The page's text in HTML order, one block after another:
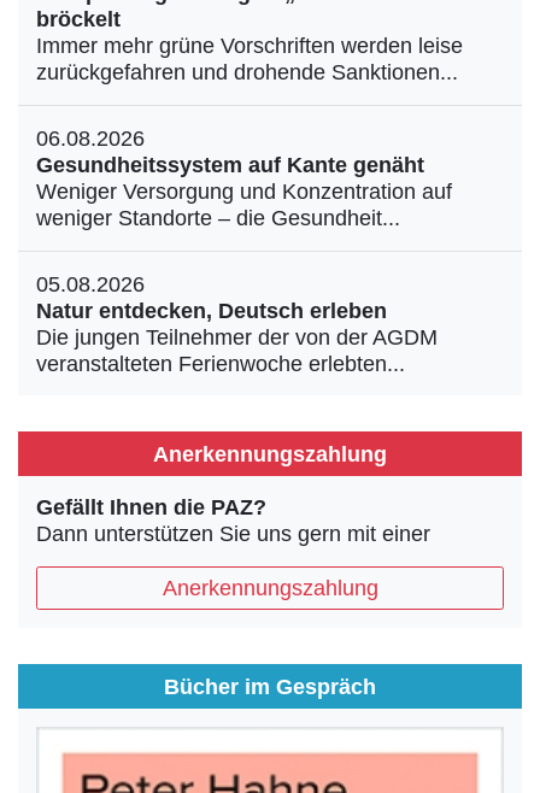
bröckelt
Immer mehr grüne Vorschriften werden leise
zurückgefahren und drohende Sanktionen...
06.08.2026
Gesundheitssystem auf Kante genäht
Weniger Versorgung und Konzentration auf
weniger Standorte – die Gesundheit...
05.08.2026
Natur entdecken, Deutsch erleben
Die jungen Teilnehmer der von der AGDM
veranstalteten Ferienwoche erlebten...
Anerkennungszahlung
Gefällt Ihnen die PAZ?
Dann unterstützen Sie uns gern mit einer
Anerkennungszahlung
Bücher im Gespräch